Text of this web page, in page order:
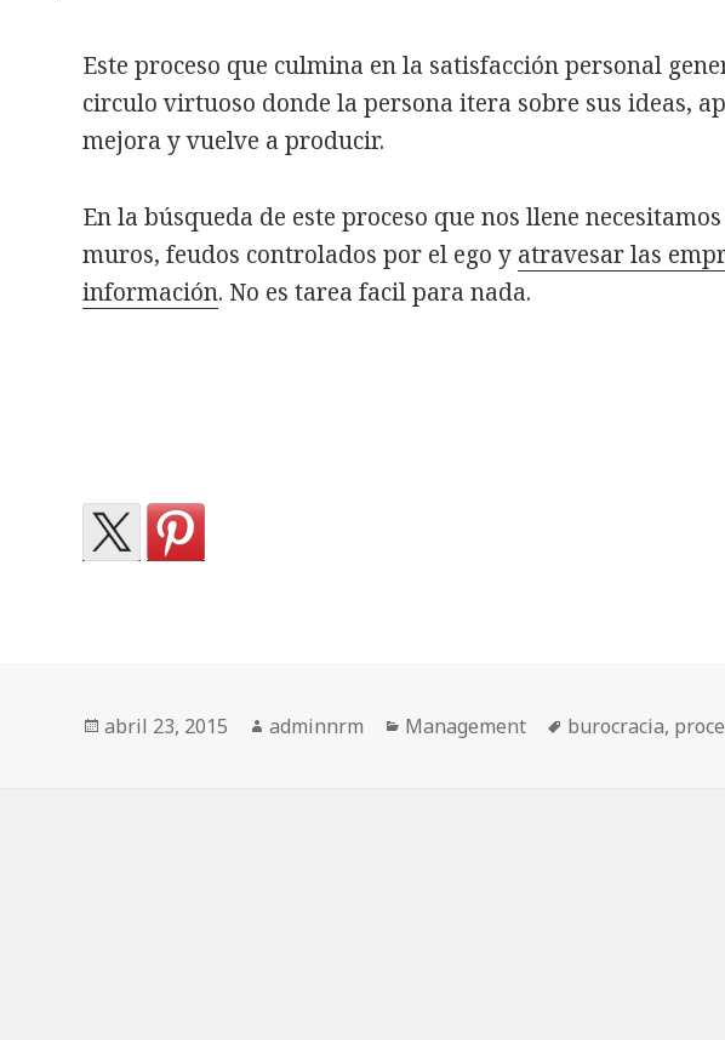
Este proceso que culmina en la satisfacción personal
circulo virtuoso donde la persona itera sobre sus ideas,
mejora y vuelve a producir.
En la búsqueda de este proceso que nos llene
muros, feudos controlados por el ego y atravesar las
información. No es tarea facil para nada.
Publicado
abril 23, 2015 Autor
adminnrm Categorías
Management Etiquetas
burocracia,